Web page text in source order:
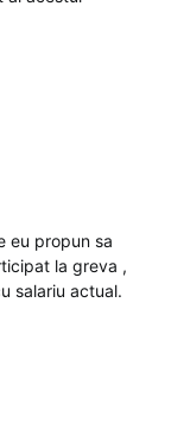
eu propun sa
la greva ,
salariu actual.